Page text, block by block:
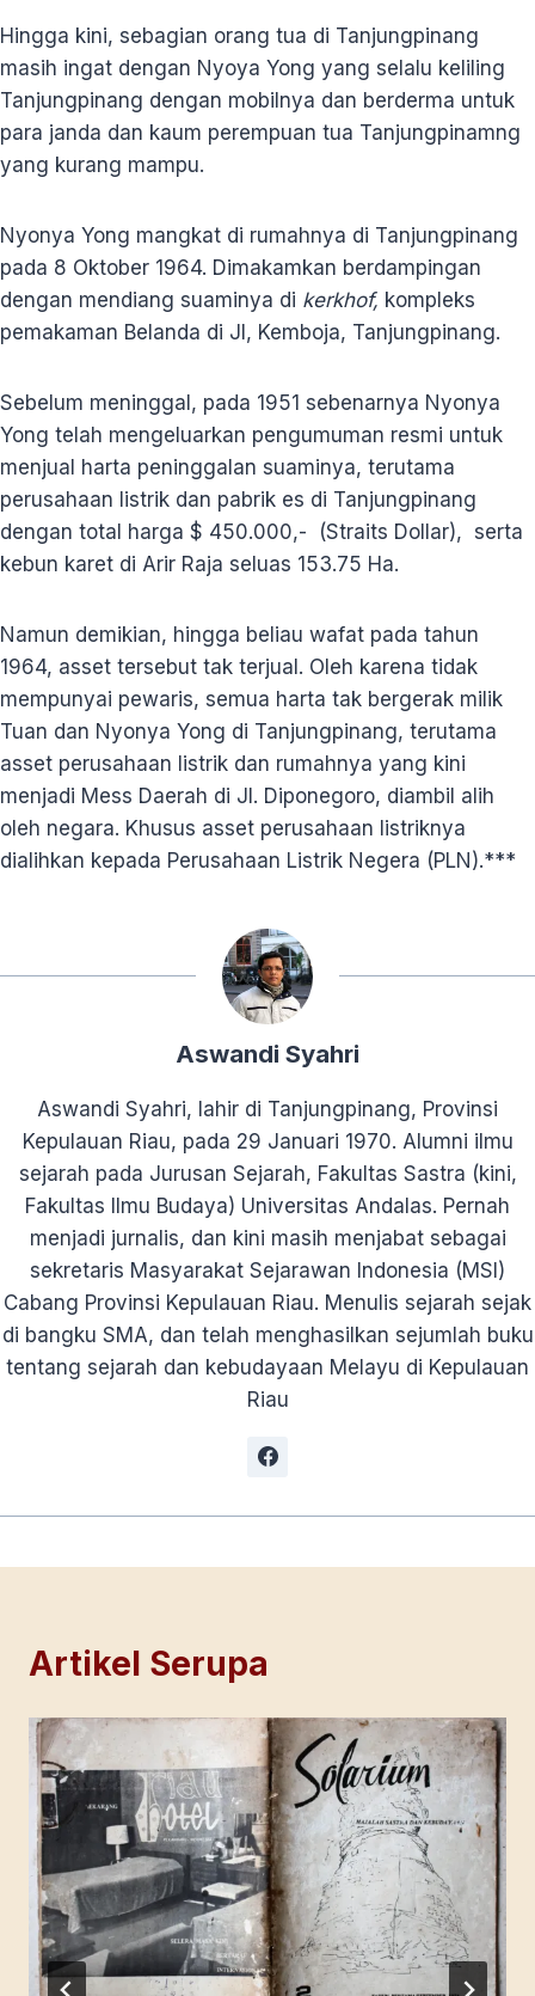
Hingga kini, sebagian orang tua di Tanjungpinang
masih ingat dengan Nyoya Yong yang selalu keliling
Tanjungpinang dengan mobilnya dan berderma untuk
para janda dan kaum perempuan tua Tanjungpinamng
yang kurang mampu.
Nyonya Yong mangkat di rumahnya di Tanjungpinang
pada 8 Oktober 1964. Dimakamkan berdampingan
dengan mendiang suaminya di kerkhof, kompleks
pemakaman Belanda di Jl, Kemboja, Tanjungpinang.
Sebelum meninggal, pada 1951 sebenarnya Nyonya
Yong telah mengeluarkan pengumuman resmi untuk
menjual harta peninggalan suaminya, terutama
perusahaan listrik dan pabrik es di Tanjungpinang
dengan total harga $ 450.000,- (Straits Dollar), serta
kebun karet di Arir Raja seluas 153.75 Ha.
Namun demikian, hingga beliau wafat pada tahun
1964, asset tersebut tak terjual. Oleh karena tidak
mempunyai pewaris, semua harta tak bergerak milik
Tuan dan Nyonya Yong di Tanjungpinang, terutama
asset perusahaan listrik dan rumahnya yang kini
menjadi Mess Daerah di Jl. Diponegoro, diambil alih
oleh negara. Khusus asset perusahaan listriknya
dialihkan kepada Perusahaan Listrik Negera (PLN).***
Aswandi Syahri
Aswandi Syahri, lahir di Tanjungpinang, Provinsi
Kepulauan Riau, pada 29 Januari 1970. Alumni ilmu
sejarah pada Jurusan Sejarah, Fakultas Sastra (kini,
Fakultas Ilmu Budaya) Universitas Andalas. Pernah
menjadi jurnalis, dan kini masih menjabat sebagai
sekretaris Masyarakat Sejarawan Indonesia (MSI)
Cabang Provinsi Kepulauan Riau. Menulis sejarah sejak
di bangku SMA, dan telah menghasilkan sejumlah buku
tentang sejarah dan kebudayaan Melayu di Kepulauan
Riau
Artikel Serupa